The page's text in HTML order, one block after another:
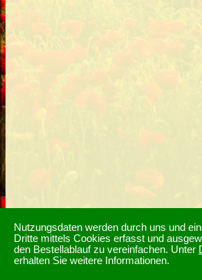
Nutzungsdaten werden durch uns und
Dritte mittels Cookies erfasst und
den Bestellablauf zu vereinfachen. Unter
erhalten Sie weitere Informationen.